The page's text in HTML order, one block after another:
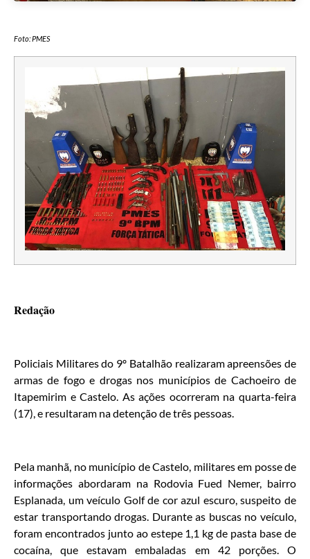
Foto: PMES
Redação
Policiais Militares do 9º Batalhão realizaram apreensões de
armas de fogo e drogas nos municípios de Cachoeiro de
Itapemirim e Castelo. As ações ocorreram na quarta-feira
(17), e resultaram na detenção de três pessoas.
Pela manhã, no município de Castelo, militares em posse de
informações abordaram na Rodovia Fued Nemer, bairro
Esplanada, um veículo Golf de cor azul escuro, suspeito de
estar transportando drogas. Durante as buscas no veículo,
foram encontrados junto ao estepe 1,1 kg de pasta base de
cocaína, que estavam embaladas em 42 porções. O